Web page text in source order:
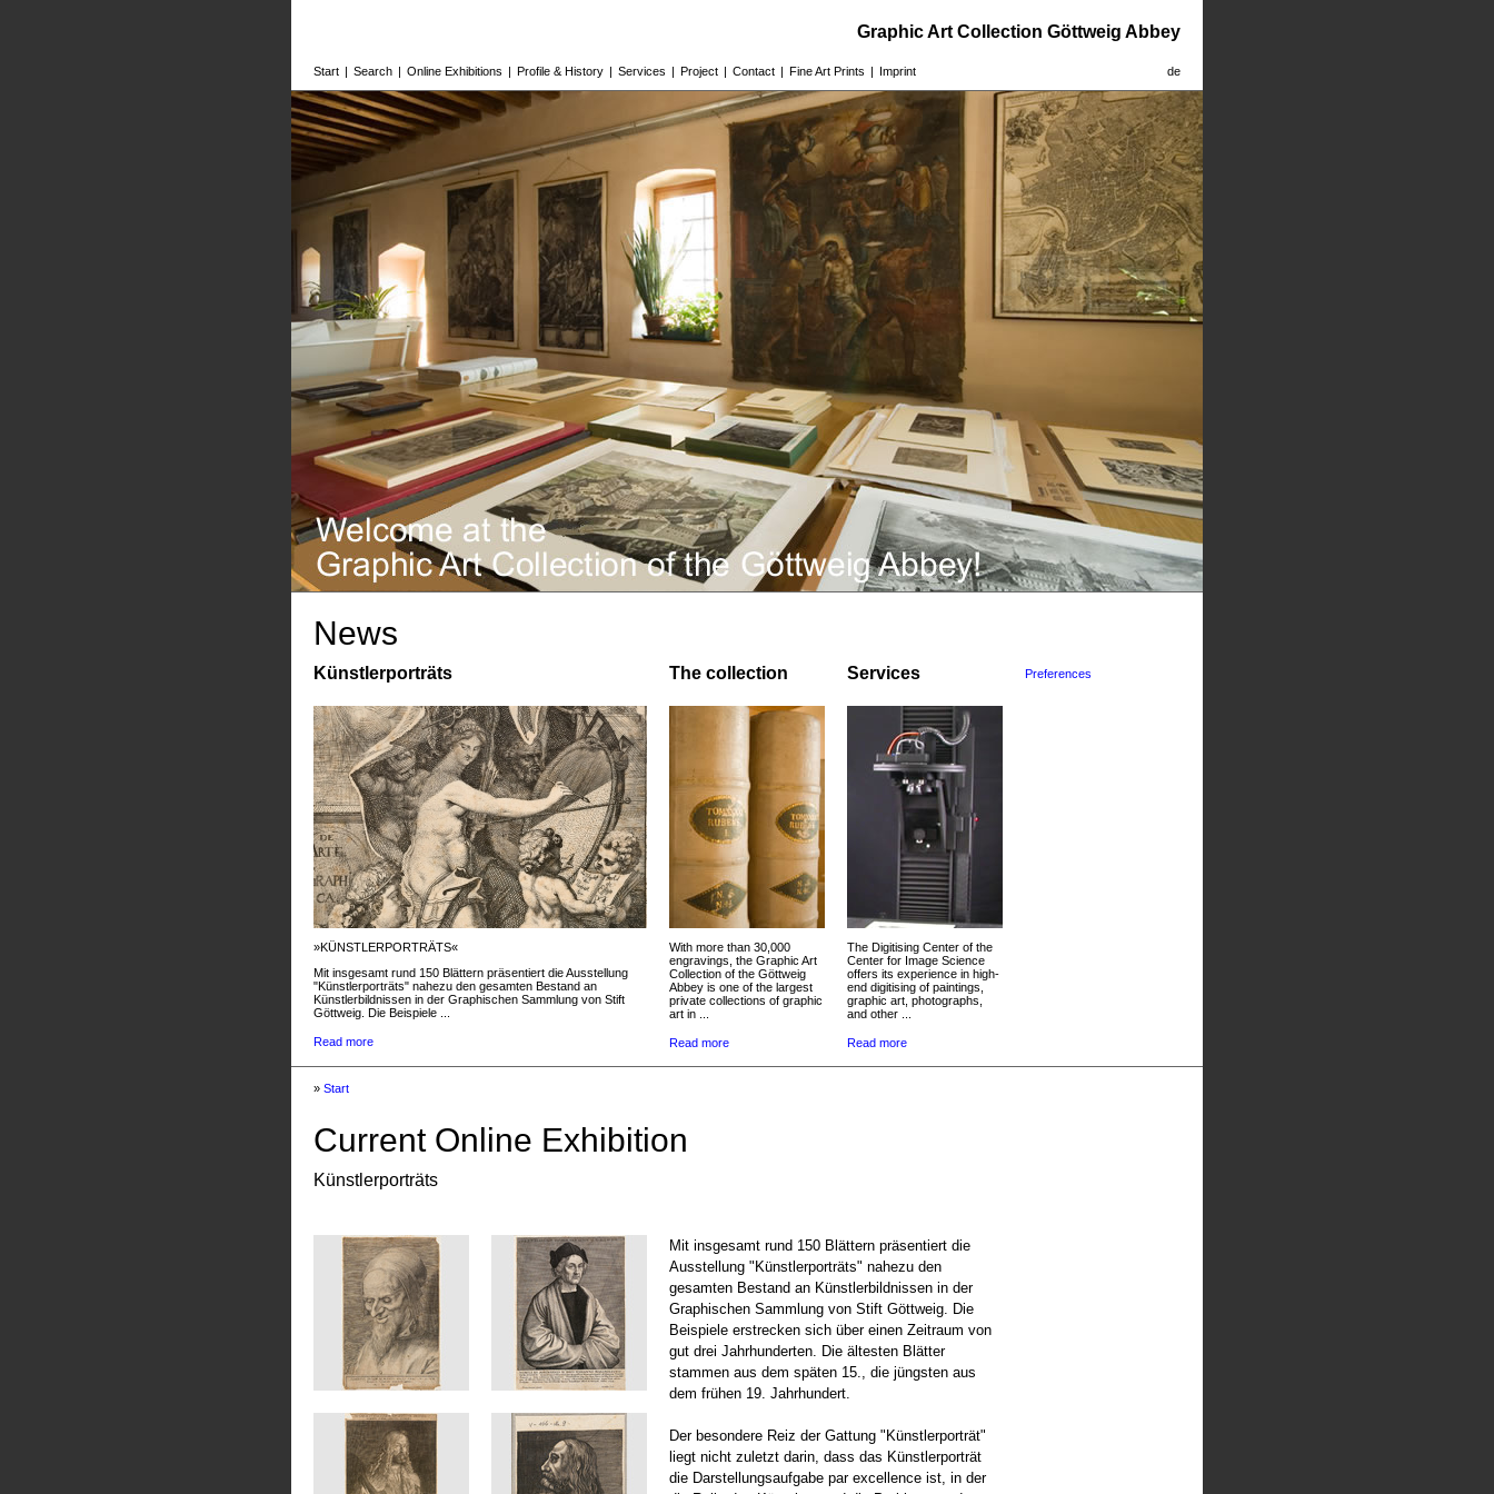
Graphic Art Collection Göttweig Abbey
de
Start | Search | Online Exhibitions | Profile & History | Services | Project | Contact | Fine Art Prints | Imprint
News
Künstlerporträts
»KÜNSTLERPORTRÄTS«
Mit insgesamt rund 150 Blättern präsentiert die Ausstellung
"Künstlerporträts" nahezu den gesamten Bestand an
Künstlerbildnissen in der Graphischen Sammlung von Stift
Göttweig. Die Beispiele ...
Read more
The collection
With more than 30,000
engravings, the Graphic Art
Collection of the Göttweig
Abbey is one of the largest
private collections of graphic
art in ...
Read more
Services
The Digitising Center of the
Center for Image Science
offers its experience in high-
end digitising of paintings,
graphic art, photographs,
and other ...
Read more
Preferences
» Start
Current Online Exhibition
Künstlerporträts
Mit insgesamt rund 150 Blättern präsentiert die
Ausstellung "Künstlerporträts" nahezu den
gesamten Bestand an Künstlerbildnissen in der
Graphischen Sammlung von Stift Göttweig. Die
Beispiele erstrecken sich über einen Zeitraum von
gut drei Jahrhunderten. Die ältesten Blätter
stammen aus dem späten 15., die jüngsten aus
dem frühen 19. Jahrhundert.
Der besondere Reiz der Gattung "Künstlerporträt"
liegt nicht zuletzt darin, dass das Künstlerporträt
die Darstellungsaufgabe par excellence ist, in der